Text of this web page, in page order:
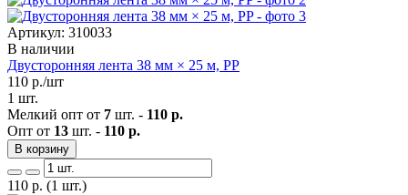
Артикул: 310033
В наличии
Двусторонняя лента 38 мм × 25 м, PP
110 р./шт
1 шт.
Мелкий опт от 7 шт. - 110 р.
Опт от 13 шт. - 110 р.
В корзину
110 р. (1 шт.)